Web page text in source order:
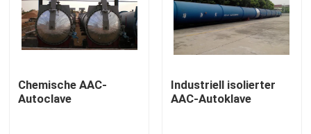
Chemische AAC-
Autoclave
Industriell isolierter
AAC-Autoklave